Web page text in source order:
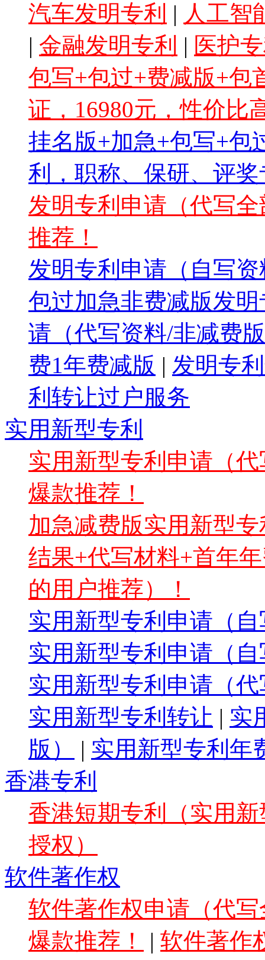
汽车发明专利 | 人工智
| 金融发明专利 | 医护
包写+包过+费减版+包
证，16980元，性价比
挂名版+加急+包写+包
利，职称、保研、评
发明专利申请（代写
推荐！
发明专利申请（自写
包过加急非费减版发
请（代写资料/非减费
费1年费减版 | 发明专
利转让过户服务
实用新型专利
实用新型专利申请（
爆款推荐！
加急减费版实用新型
结果+代写材料+首年
的用户推荐）！
实用新型专利申请（
实用新型专利申请（
实用新型专利申请（
实用新型专利转让 | 实
版）
| 实用新型专利年
香港专利
香港短期专利（实用
授权）
软件著作权
软件著作权申请（代
爆款推荐！
| 软件著作